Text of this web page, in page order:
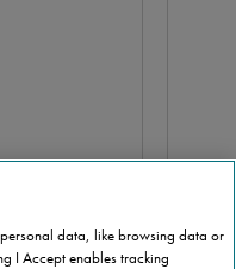
data, like browsing data or
I Accept enables tracking